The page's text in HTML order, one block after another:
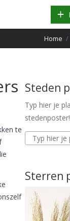
Home /
te
Steden
Typ hier je
stedenposter!
Sterren